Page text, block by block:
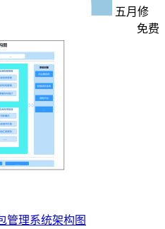
五月修
免费
管理系统架构图